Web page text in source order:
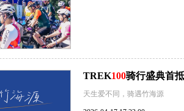
TREK100骑行盛典首
天生爱不同，骑遇竹海源